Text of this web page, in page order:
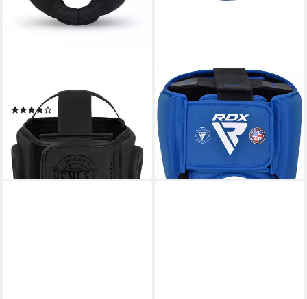
Kopfschutz CAESAR (1-tlg)
59,49 €
lieferbar - in 2-3 Werktagen bei dir
RDX
Kopfschutz HEAD GUARD
80,99 €
lieferbar - in 2-3 Werktagen bei dir